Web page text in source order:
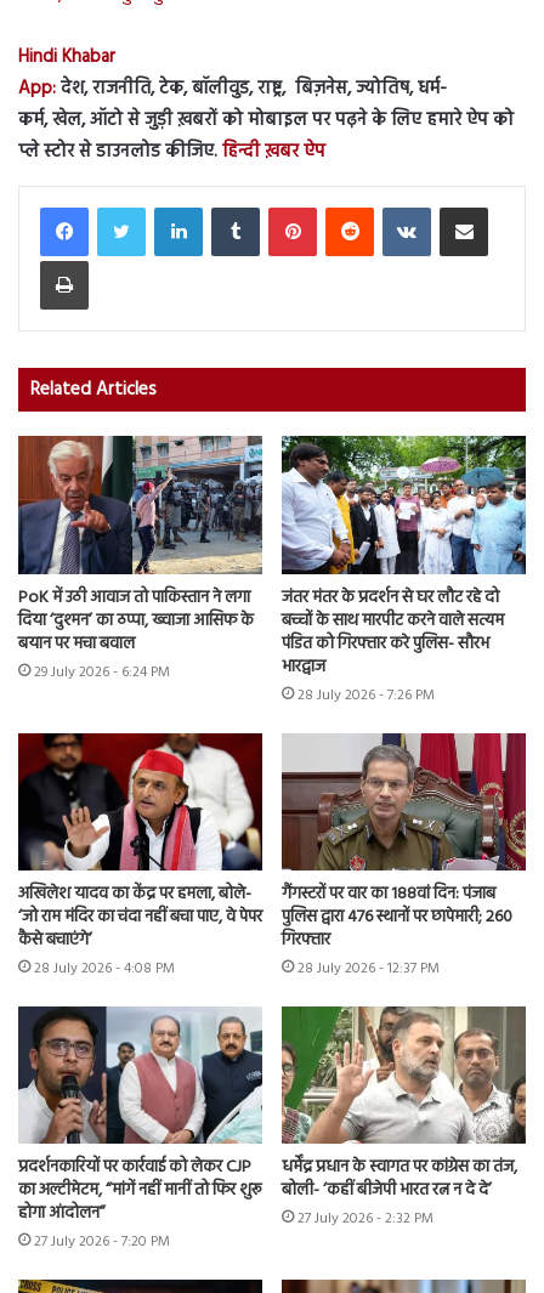
Hindi Khabar
App:देश, राजनीति, टेक, बॉलीवुड, राष्ट्र, बिज़नेस, ज्योतिष, धर्म-
कर्म, खेल, ऑटो से जुड़ी ख़बरों को मोबाइल पर पढ़ने के लिए हमारे ऐप को
प्ले स्टोर से डाउनलोड कीजिए.हिन्दी ख़बर ऐप
LinkedInTumblr PinterestReddit VKontakteShare via Email
Print
Related Articles
PoK में उठी आवाज तो पाकिस्तान ने लगा
दिया ‘दुश्मन’ का ठप्पा, ख्वाजा आसिफ के
बयान पर मचा बवाल
29 July 2026 - 6:24 PM
जंतर मंतर के प्रदर्शन से घर लौट रहे दो
बच्चों के साथ मारपीट करने वाले सत्यम
पंडित को गिरफ्तार करे पुलिस- सौरभ
भारद्वाज
28 July 2026 - 7:26 PM
अखिलेश यादव का केंद्र पर हमला, बोले-
‘जो राम मंदिर का चंदा नहीं बचा पाए, वे पेपर
कैसे बचाएंगे’
28 July 2026 - 4:08 PM
गैंगस्टरों पर वार का 188वां दिन: पंजाब
पुलिस द्वारा 476 स्थानों पर छापेमारी; 260
गिरफ्तार
28 July 2026 - 12:37 PM
प्रदर्शनकारियों पर कार्रवाई को लेकर CJP
का अल्टीमेटम, “मांगें नहीं मानीं तो फिर शुरू
होगा आंदोलन”
27 July 2026 - 7:20 PM
धर्मेंद्र प्रधान के स्वागत पर कांग्रेस का तंज,
बोली- ‘कहीं बीजेपी भारत रत्न न दे दे’
27 July 2026 - 2:32 PM